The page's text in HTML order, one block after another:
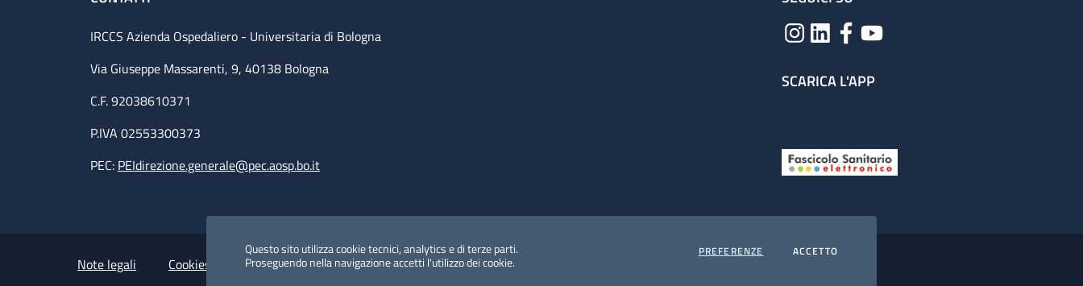
Questo sito utilizza cookie tecnici, analytics e di terze parti.
Proseguendo nella navigazione accetti l'utilizzo dei cookie.
PREFERENZE COOKIESACCETTOI COOKIES
IRCCS Azienda Ospedaliero - Universitaria di Bologna
Via Giuseppe Massarenti, 9, 40138 Bologna
C.F. 92038610371
P.IVA 02553300373
PEC: PEIdirezione.generale@pec.aosp.bo.it
SCARICA L'APP
Small prints
Useful links section
Note legali Cookies Policy Policy privacy e protezione del dato personale